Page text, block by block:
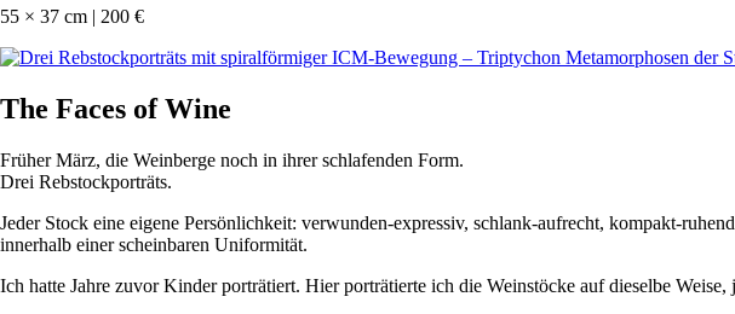
55 × 37 cm | 200 €
The Faces of Wine
Früher März, die Weinberge noch in ihrer schlafenden Form.
Drei Rebstockporträts.
Jeder Stock eine eigene Persönlichkeit: verwunden-expressiv, schlank-aufrecht, kompakt-
innerhalb einer scheinbaren Uniformität.
Ich hatte Jahre zuvor Kinder porträtiert. Hier porträtierte ich die Weinstöcke auf dieselbe